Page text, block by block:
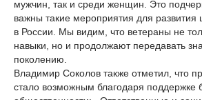
мужчин, так и среди женщин. Это
важны такие мероприятия для развития
в России. Мы видим, что ветераны не
навыки, но и продолжают передавать
поколению.
Владимир Соколов также отметил, что
стало возможным благодаря поддержке